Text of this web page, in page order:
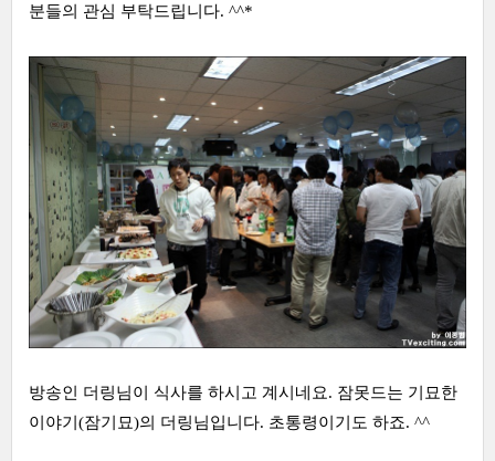
분들의 관심 부탁드립니다. ^^*
방송인 더링님이 식사를 하시고 계시네요. 잠못드는 기묘한
이야기(잠기묘)의 더링님입니다. 초통령이기도 하죠. ^^